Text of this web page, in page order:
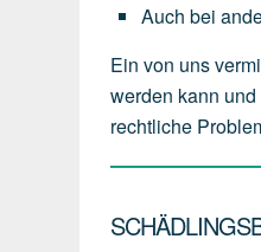
Auch bei
Ein von uns
werden kann
rechtliche